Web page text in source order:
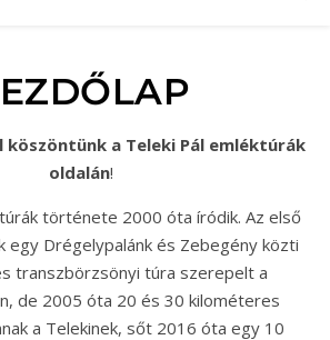
oldalán!
története 2000 óta íródik. Az első
egy Drégelypalánk és Zebegény közti
transzbörzsönyi túra szerepelt a
de 2005 óta 20 és 30 kilométeres
a Telekinek, sőt 2016 óta egy 10